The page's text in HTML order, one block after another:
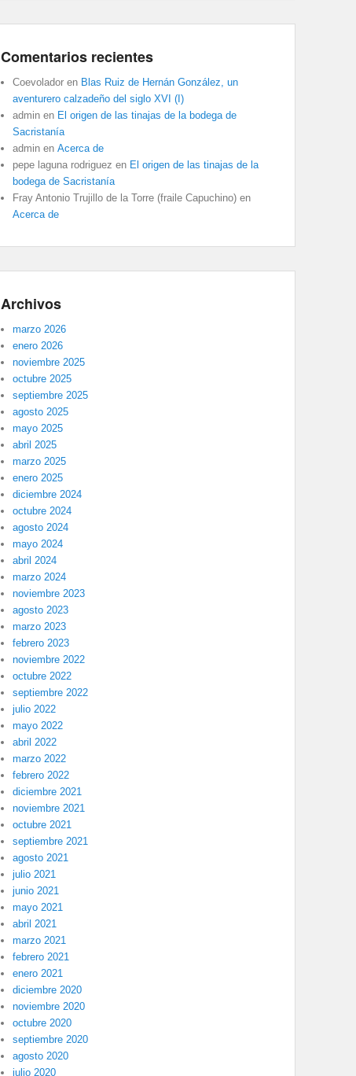
Comentarios recientes
Coevolador en Blas Ruiz de Hernán González, un
aventurero calzadeño del siglo XVI (I)
admin en El origen de las tinajas de la bodega de
Sacristanía
admin en Acerca de
pepe laguna rodriguez en El origen de las tinajas de la
bodega de Sacristanía
Fray Antonio Trujillo de la Torre (fraile Capuchino) en
Acerca de
Archivos
marzo 2026
enero 2026
noviembre 2025
octubre 2025
septiembre 2025
agosto 2025
mayo 2025
abril 2025
marzo 2025
enero 2025
diciembre 2024
octubre 2024
agosto 2024
mayo 2024
abril 2024
marzo 2024
noviembre 2023
agosto 2023
marzo 2023
febrero 2023
noviembre 2022
octubre 2022
septiembre 2022
julio 2022
mayo 2022
abril 2022
marzo 2022
febrero 2022
diciembre 2021
noviembre 2021
octubre 2021
septiembre 2021
agosto 2021
julio 2021
junio 2021
mayo 2021
abril 2021
marzo 2021
febrero 2021
enero 2021
diciembre 2020
noviembre 2020
octubre 2020
septiembre 2020
agosto 2020
julio 2020